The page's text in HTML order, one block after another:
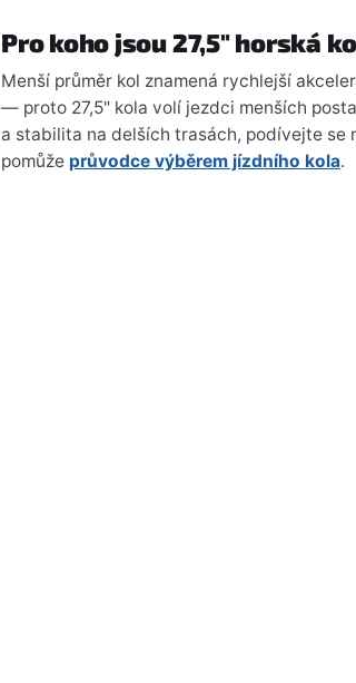
Pro koho jsou 27,5" horská
Menší průměr kol znamená rychlejší
— proto 27,5" kola volí jezdci menších
a stabilita na delších trasách, podívejte se
pomůže průvodce výběrem jízdního kola.